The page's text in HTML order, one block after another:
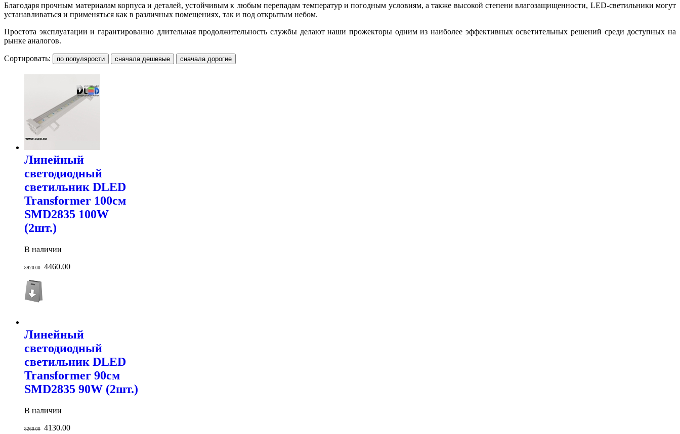
Благодаря прочным материалам корпуса и деталей, устойчивым к любым перепадам температур и погодным условиям, а также высокой степени влагозащищенности, LED-светильники могут
устанавливаться и применяться как в различных помещениях, так и под открытым небом.
Простота эксплуатации и гарантированно длительная продолжительность службы делают наши прожекторы одним из наиболее эффективных осветительных решений среди доступных на
рынке аналогов.
Сортировать:
Линейный
светодиодный
светильник DLED
Transformer 100см
SMD2835 100W
(2шт.)
В наличии
8920.00 4460.00
Линейный
светодиодный
светильник DLED
Transformer 90см
SMD2835 90W (2шт.)
В наличии
8260.00 4130.00